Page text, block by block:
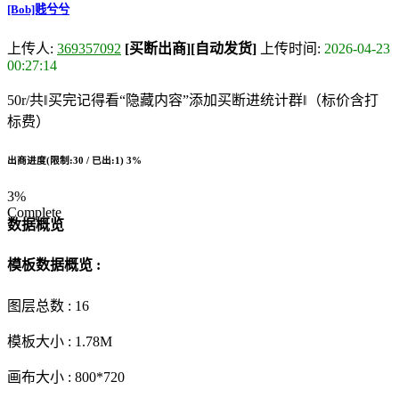
[Bob]贱兮兮
上传人: 369357092 [买断出商][自动发货] 上传时间: 2026-04-23
00:27:14
50r/共‖买完记得看“隐藏内容”添加买断进统计群‖（标价含打
标费）
出商进度(限制:30 / 已出:1) 3%
3%
Complete
数据概览
模板数据概览 :
图层总数 : 16
模板大小 : 1.78M
画布大小 : 800*720